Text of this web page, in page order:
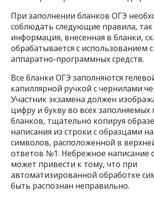
При заполнении бланков ОГЭ
соблюдать следующие правила, так
информация, внесенная в бланки,
обрабатывается с использованием
аппаратно-программных средств.
Все бланки ОГЭ заполняются
капиллярной ручкой с чернилами
Участник экзамена должен
цифру и букву во всех заполняемых
бланков, тщательно копируя
написания из строки с образцами
символов, расположенной в
ответов №1. Небрежное написание
может привести к тому, что при
автоматизированной обработке
быть распознан неправильно.